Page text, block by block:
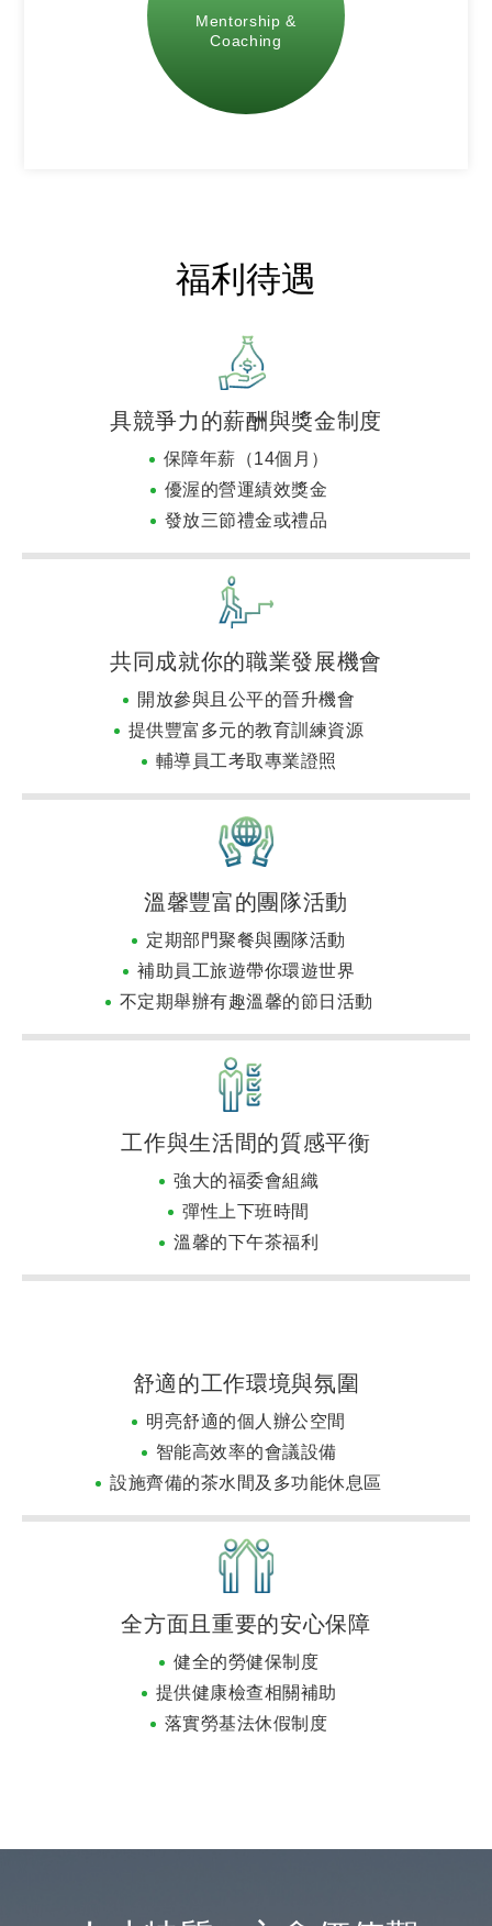
Mentorship &
Coaching
福利待遇
具競爭力的薪酬與獎金制度
保障年薪（14個月）
優渥的營運績效獎金
發放三節禮金或禮品
共同成就你的職業發展機會
開放參與且公平的晉升機會
提供豐富多元的教育訓練資源
輔導員工考取專業證照
溫馨豐富的團隊活動
定期部門聚餐與團隊活動
補助員工旅遊帶你環遊世界
不定期舉辦有趣溫馨的節日活動
工作與生活間的質感平衡
強大的福委會組織
彈性上下班時間
溫馨的下午茶福利
舒適的工作環境與氛圍
明亮舒適的個人辦公空間
智能高效率的會議設備
設施齊備的茶水間及多功能休息區
全方面且重要的安心保障
健全的勞健保制度
提供健康檢查相關補助
落實勞基法休假制度